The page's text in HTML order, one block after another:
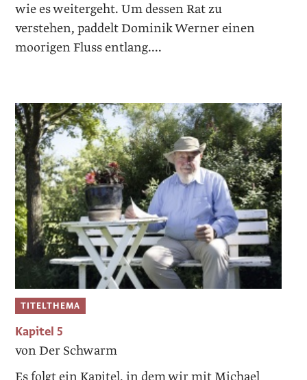
wie es weitergeht. Um dessen Rat zu
verstehen, paddelt Dominik Werner einen
moorigen Fluss entlang....
TITELTHEMA
Kapitel 5
von Der Schwarm